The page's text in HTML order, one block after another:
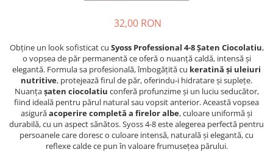
Gratare
Incubatoare
Lampi solare
Unelte
Hrana, Accesorii si Ingrijire Animale
32,00 RON
Obține un look sofisticat cu Syoss Professional 4-8 Șaten Ciocolatiu,
o vopsea de păr permanentă ce oferă o nuanță caldă, intensă și
elegantă. Formula sa profesională, îmbogățită cu keratină și uleiuri
nutritive, protejează firul de păr, oferindu-i hidratare și suplețe.
Nuanțașaten ciocolatiu conferă profunzime și un luciu seducător,
fiind ideală pentru părul natural sau vopsit anterior. Această vopsea
asigurăacoperire completă a firelor albe, culoare uniformă și
durabilă, cu un aspect sănătos. Syoss 4-8 este alegerea perfectă pentru
persoanele care doresc o culoare intensă, naturală și elegantă, cu
reflexe calde ce pun în valoare frumusețea părului.